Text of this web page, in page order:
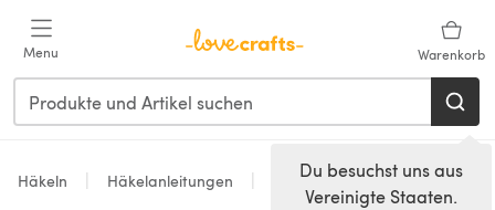
Menu Warenkorb
Du besuchst uns aus
Vereinigte Staaten.
Häkeln Häkelanleitungen Homeware